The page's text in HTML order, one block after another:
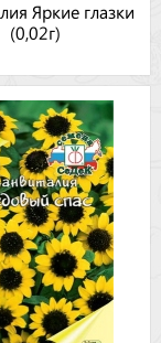
Яркие глазки
(0,02г)